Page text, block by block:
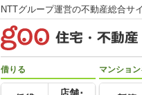
NTTグループ運営の不動産総合サ
借りる マンション